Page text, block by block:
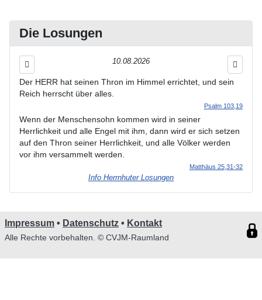
Die Losungen
10.08.2026
Der HERR hat seinen Thron im Himmel errichtet, und sein
Reich herrscht über alles.
Psalm 103,19
Wenn der Menschensohn kommen wird in seiner
Herrlichkeit und alle Engel mit ihm, dann wird er sich setzen
auf den Thron seiner Herrlichkeit, und alle Völker werden
vor ihm versammelt werden.
Matthäus 25,31-32
Info Herrnhuter Losungen
Impressum • Datenschutz • Kontakt
Alle Rechte vorbehalten. © CVJM-Raumland